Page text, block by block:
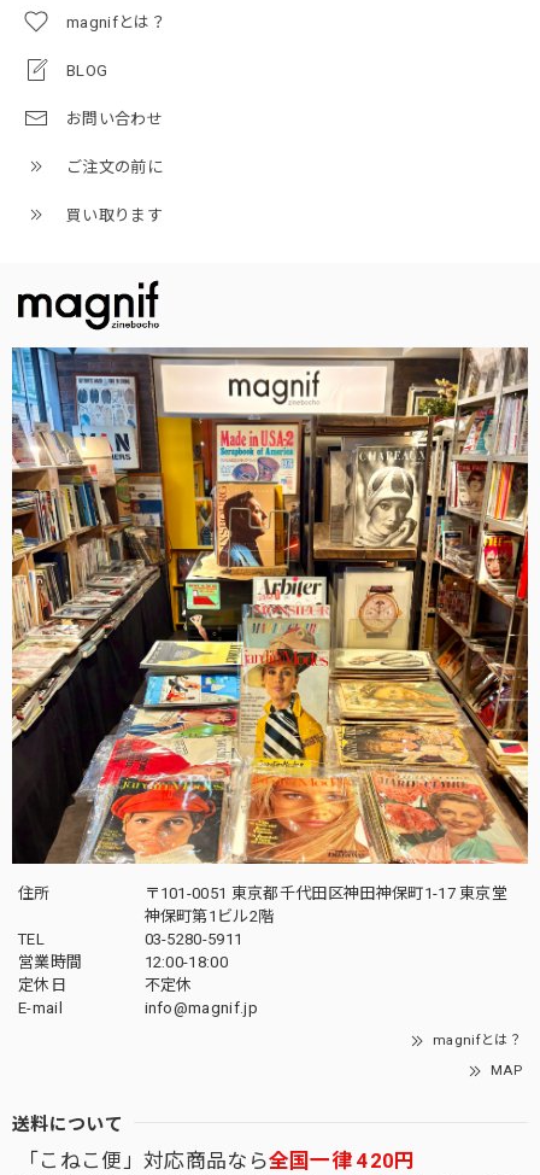
magnifとは？
BLOG
お問い合わせ
ご注文の前に
買い取ります
住所
〒101-0051 東京都千代田区神田神保町1-17 東京堂
神保町第1ビル2階
TEL
03-5280-5911
営業時間
12:00-18:00
定休日
不定休
E-mail
info@magnif.jp
magnifとは？
MAP
送料について
「こねこ便」対応商品なら全国一律 420円